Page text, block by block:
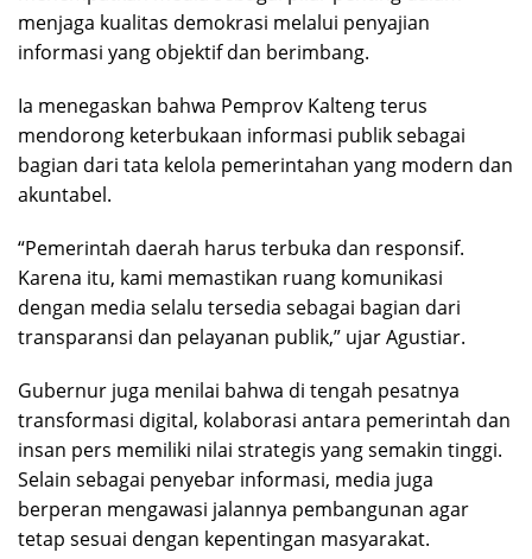
menjaga kualitas demokrasi melalui penyajian
informasi yang objektif dan berimbang.
Ia menegaskan bahwa Pemprov Kalteng terus
mendorong keterbukaan informasi publik sebagai
bagian dari tata kelola pemerintahan yang modern dan
akuntabel.
“Pemerintah daerah harus terbuka dan responsif.
Karena itu, kami memastikan ruang komunikasi
dengan media selalu tersedia sebagai bagian dari
transparansi dan pelayanan publik,” ujar Agustiar.
Gubernur juga menilai bahwa di tengah pesatnya
transformasi digital, kolaborasi antara pemerintah dan
insan pers memiliki nilai strategis yang semakin tinggi.
Selain sebagai penyebar informasi, media juga
berperan mengawasi jalannya pembangunan agar
tetap sesuai dengan kepentingan masyarakat.